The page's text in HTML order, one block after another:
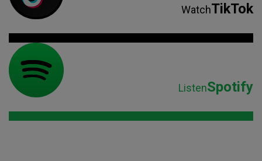
WatchTikTok
ListenSpotify